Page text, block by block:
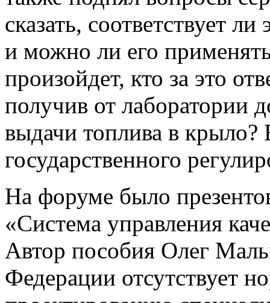
сказать, соответствует
и можно ли его
произойдет, кто за это
получив от лаборатории
выдачи топлива в
государственного
На форуме было
«Система управления
Автор пособия Олег
Федерации отсутствует